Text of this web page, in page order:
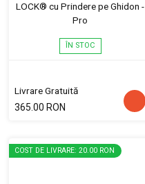
LOCK® cu Prindere pe Ghidon -
Pro
ÎN STOC
Livrare Gratuită
365.00 RON
COST DE LIVRARE: 20.00 RON